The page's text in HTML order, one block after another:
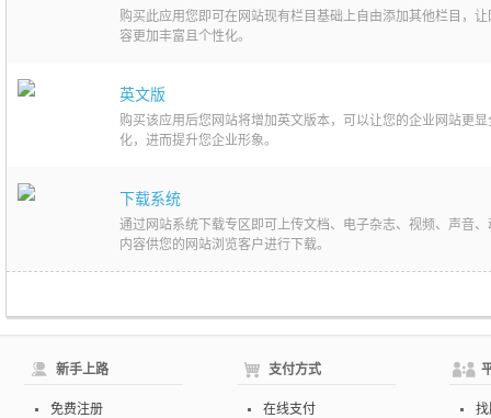
购买此应用您即可在网站现有栏目基础上自由添加其他栏目，让
容更加丰富且个性化。
英文版
购买该应用后您网站将增加英文版本，可以让您的企业网站更显
化，进而提升您企业形象。
下载系统
通过网站系统下载专区即可上传文档、电子杂志、视频、声音、
内容供您的网站浏览客户进行下载。
新手上路
免费注册
支付方式
在线支付